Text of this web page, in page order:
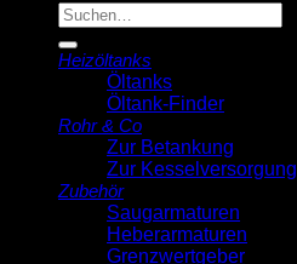
Suche
nach:
Heizöltanks
Öltanks
Öltank-Finder
Rohr & Co
Zur Betankung
Zur Kesselversorgung
Zubehör
Saugarmaturen
Heberarmaturen
Grenzwertgeber